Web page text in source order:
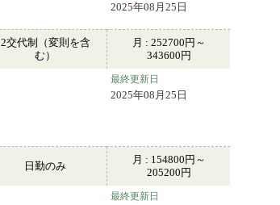
2025年08月25日
2交代制（変則を含
む）
月 : 252700円～
343600円
最終更新日
2025年08月25日
日勤のみ
月 : 154800円～
205200円
最終更新日